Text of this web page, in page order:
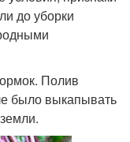
до уборки
Полив
было выкапывать